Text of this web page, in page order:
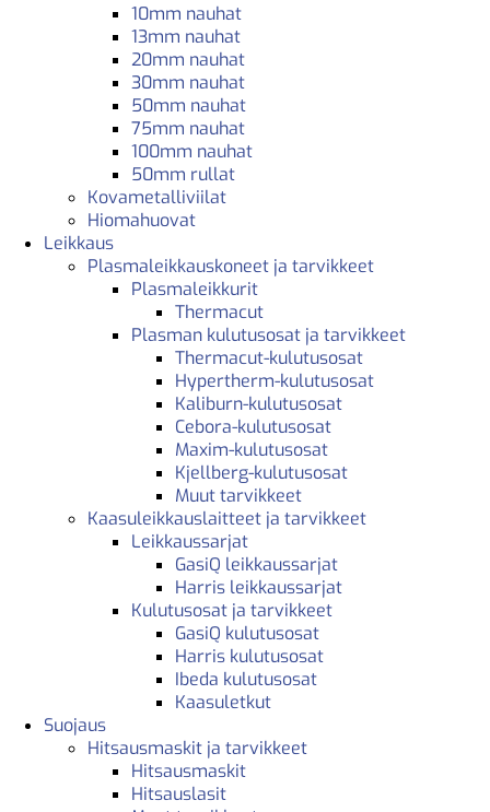
10mm nauhat
13mm nauhat
20mm nauhat
30mm nauhat
50mm nauhat
75mm nauhat
100mm nauhat
50mm rullat
Kovametalliviilat
Hiomahuovat
Leikkaus
Plasmaleikkauskoneet ja tarvikkeet
Plasmaleikkurit
Thermacut
Plasman kulutusosat ja tarvikkeet
Thermacut-kulutusosat
Hypertherm-kulutusosat
Kaliburn-kulutusosat
Cebora-kulutusosat
Maxim-kulutusosat
Kjellberg-kulutusosat
Muut tarvikkeet
Kaasuleikkauslaitteet ja tarvikkeet
Leikkaussarjat
GasiQ leikkaussarjat
Harris leikkaussarjat
Kulutusosat ja tarvikkeet
GasiQ kulutusosat
Harris kulutusosat
Ibeda kulutusosat
Kaasuletkut
Suojaus
Hitsausmaskit ja tarvikkeet
Hitsausmaskit
Hitsauslasit